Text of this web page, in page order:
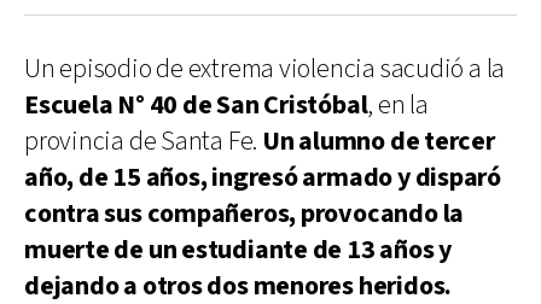
Un episodio de extrema violencia sacudió a la
Escuela N° 40 de San Cristóbal, en la
provincia de Santa Fe. Un alumno de tercer
año, de 15 años, ingresó armado y disparó
contra sus compañeros, provocando la
muerte de un estudiante de 13 años y
dejando a otros dos menores heridos.